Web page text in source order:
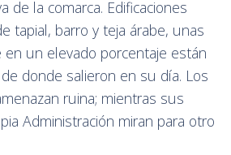
de la comarca. Edificaciones
tapial, barro y teja árabe, unas
un elevado porcentaje están
donde salieron en su día. Los
ruina; mientras sus
Administración miran para otro